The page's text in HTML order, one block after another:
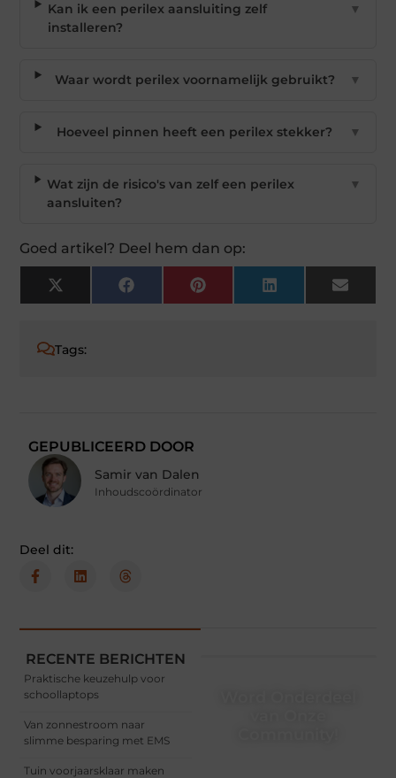
Kan ik een perilex aansluiting zelf
installeren?
▼
Waar wordt perilex voornamelijk gebruikt? ▼
Hoeveel pinnen heeft een perilex stekker? ▼
Wat zijn de risico's van zelf een perilex
aansluiten?
▼
Goed artikel? Deel hem dan op:
X
(Twitter)
Facebook Pinterest LinkedIn Email
Tags:
GEPUBLICEERD DOOR
Samir van Dalen
Inhoudscoördinator
Deel dit:
RECENTE BERICHTEN
Praktische keuzehulp voor
schoollaptops
Van zonnestroom naar
slimme besparing met EMS
Tuin voorjaarsklaar maken